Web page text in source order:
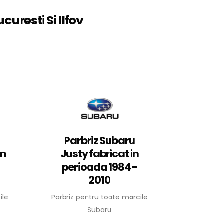
Si Ilfov
Parbriz Subaru
Justy fabricat in
perioada 1984 -
2010
Parbriz pentru toate marcile
Subaru